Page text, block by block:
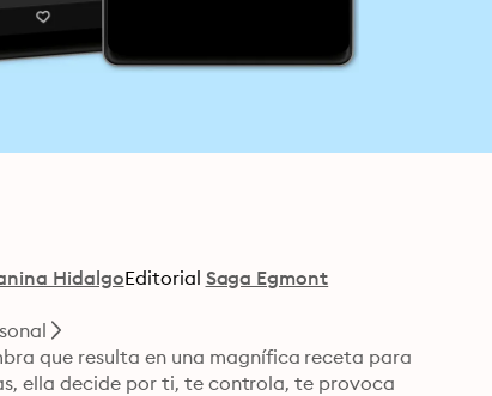
HidalgoEditorial Saga Egmont
que resulta en una magnífica receta para
ella decide por ti, te controla, te provoca